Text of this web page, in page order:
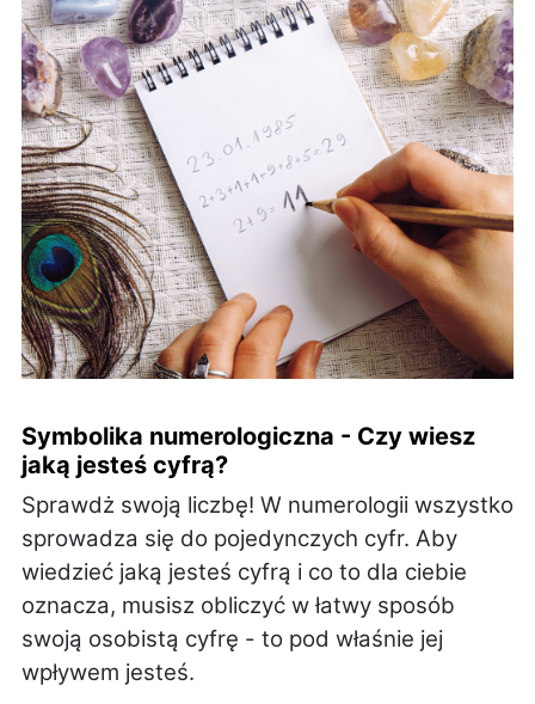
Symbolika numerologiczna - Czy wiesz
jaką jesteś cyfrą?
Sprawdż swoją liczbę! W numerologii wszystko
sprowadza się do pojedynczych cyfr. Aby
wiedzieć jaką jesteś cyfrą i co to dla ciebie
oznacza, musisz obliczyć w łatwy sposób
swoją osobistą cyfrę - to pod właśnie jej
wpływem jesteś.